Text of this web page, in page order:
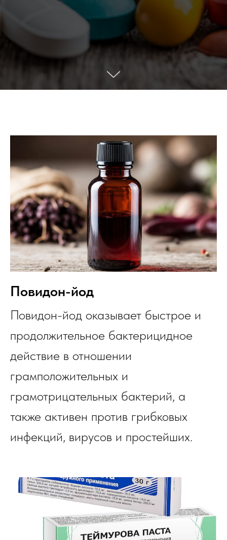
Повидон-йод
Повидон-йод оказывает быстрое и
продолжительное бактерицидное
действие в отношении
грамположительных и
грамотрицательных бактерий, а
также активен против грибковых
инфекций, вирусов и простейших.